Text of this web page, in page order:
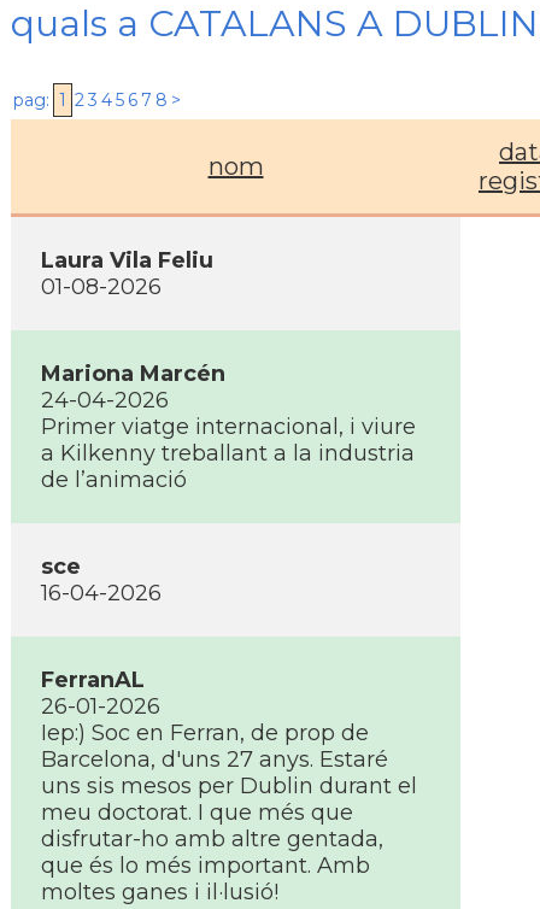
quals a CATALANS A DUBLIN
pag: 1 23 45 6 7 8 >
nom
Laura Vila Feliu
01-08-2026
Mariona Marcén
24-04-2026
Primer viatge internacional, i viure
a Kilkenny treballant a la industria
de l’animació
sce
16-04-2026
FerranAL
26-01-2026
Iep:) Soc en Ferran, de prop de
Barcelona, d'uns 27 anys. Estaré
uns sis mesos per Dublin durant el
meu doctorat. I que més que
disfrutar-ho amb altre gentada,
que és lo més important. Amb
moltes ganes i il·lusió!